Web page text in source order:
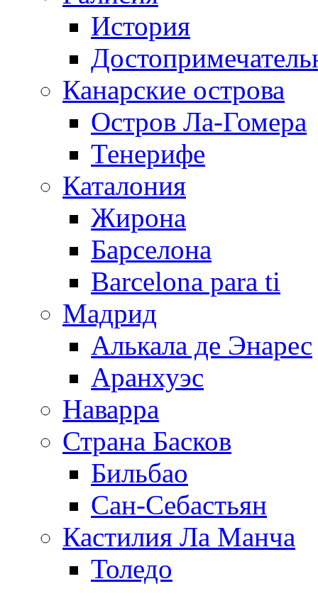
История
Канарские острова
Остров Ла-Гомера
Тенерифе
Каталония
Жирона
Барселона
Barcelona para ti
Мадрид
Алькала де Энарес
Аранхуэс
Наварра
Страна Басков
Бильбао
Сан-Себастьян
Кастилия Ла Манча
Толедо